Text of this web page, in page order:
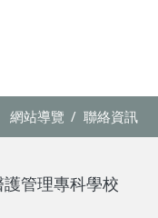
網站導覽 聯絡資訊
護管理專科學校